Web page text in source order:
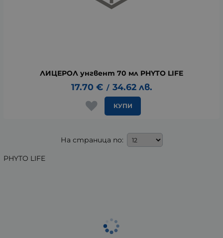
ЛИЦЕРОЛ унгвент 70 мл PHYTO LIFE
17.70 € / 34.62 лв.
КУПИ
На страница по:
PHYTO LIFE